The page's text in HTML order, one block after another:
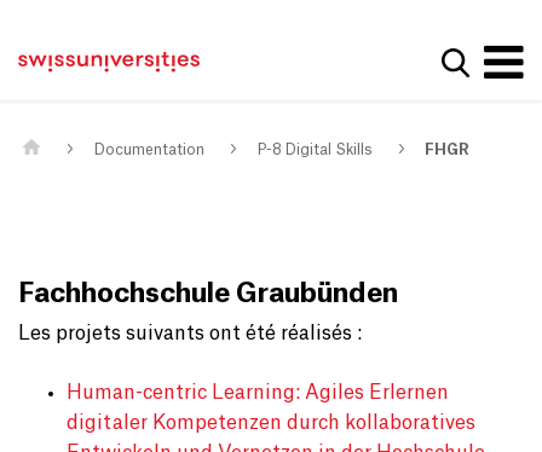
Main Navigation
Contenu
Méta-navigation
Afficher
Documentation P-8 Digital Skills FHGR
Fachhochschule Graubünden
Les projets suivants ont été réalisés :
Human-centric Learning: Agiles Erlernen
digitaler Kompetenzen durch kollaboratives